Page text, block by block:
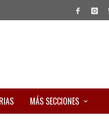
MÁS SECCIONES